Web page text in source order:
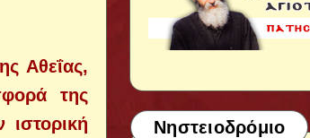
Αθεΐας,
της
Νηστειοδρόμιο